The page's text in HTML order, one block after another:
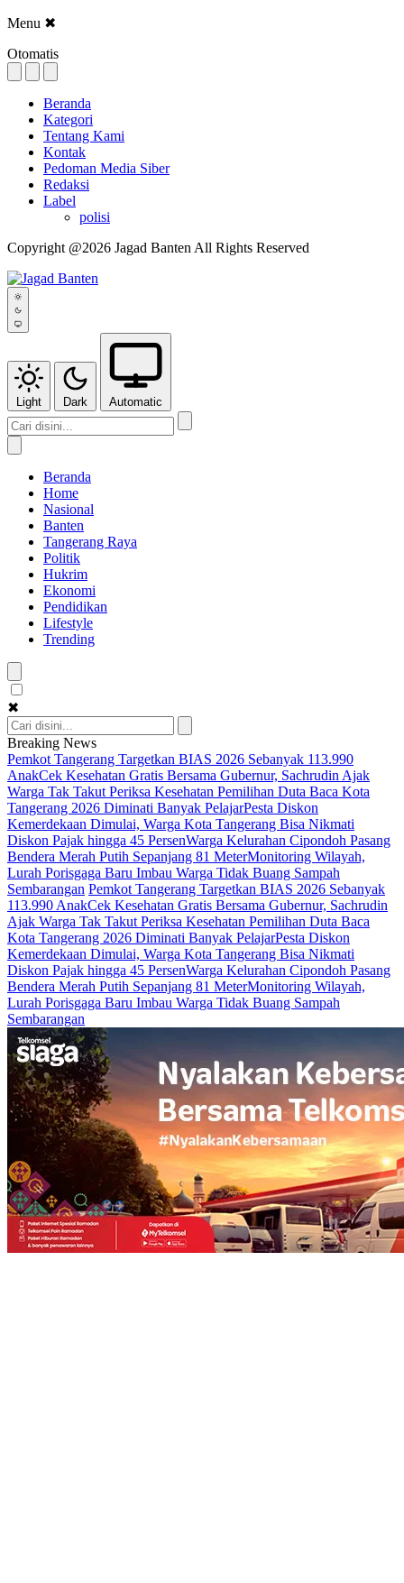
Menu ✖
Otomatis
Beranda
Kategori
Tentang Kami
Kontak
Pedoman Media Siber
Redaksi
Label
polisi
Copyright @2026 Jagad Banten All Rights Reserved
Light Dark Automatic
Beranda
Home
Nasional
Banten
Tangerang Raya
Politik
Hukrim
Ekonomi
Pendidikan
Lifestyle
Trending
✖
Breaking News
Pemkot Tangerang Targetkan BIAS 2026 Sebanyak 113.990
AnakCek Kesehatan Gratis Bersama Gubernur, Sachrudin Ajak
Warga Tak Takut Periksa Kesehatan Pemilihan Duta Baca Kota
Tangerang 2026 Diminati Banyak PelajarPesta Diskon
Kemerdekaan Dimulai, Warga Kota Tangerang Bisa Nikmati
Diskon Pajak hingga 45 PersenWarga Kelurahan Cipondoh Pasang
Bendera Merah Putih Sepanjang 81 MeterMonitoring Wilayah,
Lurah Porisgaga Baru Imbau Warga Tidak Buang Sampah
Sembarangan Pemkot Tangerang Targetkan BIAS 2026 Sebanyak
113.990 AnakCek Kesehatan Gratis Bersama Gubernur, Sachrudin
Ajak Warga Tak Takut Periksa Kesehatan Pemilihan Duta Baca
Kota Tangerang 2026 Diminati Banyak PelajarPesta Diskon
Kemerdekaan Dimulai, Warga Kota Tangerang Bisa Nikmati
Diskon Pajak hingga 45 PersenWarga Kelurahan Cipondoh Pasang
Bendera Merah Putih Sepanjang 81 MeterMonitoring Wilayah,
Lurah Porisgaga Baru Imbau Warga Tidak Buang Sampah
Sembarangan